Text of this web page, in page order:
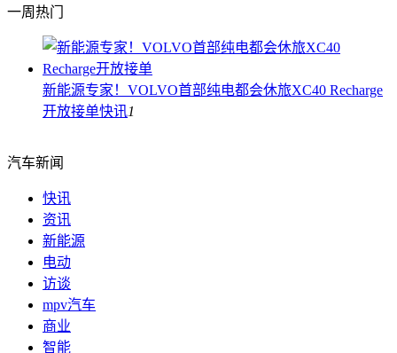
一周热门
新能源专家！VOLVO首部纯电都会休旅XC40 Recharge
开放接单快讯1
汽车新闻
快讯
资讯
新能源
电动
访谈
mpv汽车
商业
智能